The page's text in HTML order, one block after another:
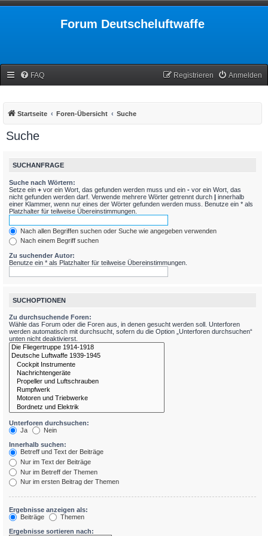
Forum Deutscheluftwaffe
FAQ Anmelden
Registrieren
Startseite Foren-Übersicht Suche
Suche
SUCHANFRAGE
Suche nach Wörtern:
Setze ein + vor ein Wort, das gefunden werden muss und ein - vor ein Wort, das
nicht gefunden werden darf. Verwende mehrere Wörter getrennt durch | innerhalb
einer Klammer, wenn nur eines der Wörter gefunden werden muss. Benutze ein * als
Platzhalter für teilweise Übereinstimmungen.
Nach allen Begriffen suchen oder Suche wie angegeben verwenden
Nach einem Begriff suchen
Zu suchender Autor:
Benutze ein * als Platzhalter für teilweise Übereinstimmungen.
SUCHOPTIONEN
Zu durchsuchende Foren:
Wähle das Forum oder die Foren aus, in denen gesucht werden soll. Unterforen
werden automatisch mit durchsucht, sofern du die Option „Unterforen durchsuchen“
unten nicht deaktivierst.
Unterforen durchsuchen:
Ja
Nein
Innerhalb suchen:
Betreff und Text der Beiträge
Nur im Text der Beiträge
Nur im Betreff der Themen
Nur im ersten Beitrag der Themen
Ergebnisse anzeigen als:
Beiträge
Themen
Ergebnisse sortieren nach: